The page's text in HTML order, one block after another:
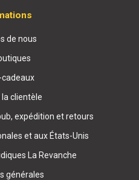
de nous
clientèle
expédition et retours
et aux États-Unis
La Revanche
générales